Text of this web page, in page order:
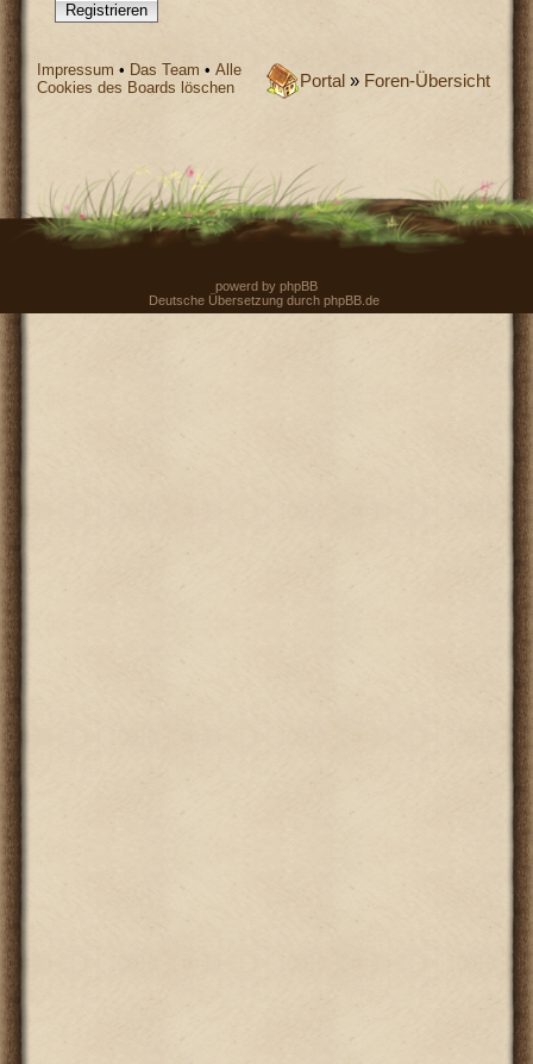
Registrieren
Portal » Foren-Übersicht
Impressum • Das Team •Alle
Cookies des Boards löschen
powerd by phpBB
Deutsche Übersetzung durch phpBB.de